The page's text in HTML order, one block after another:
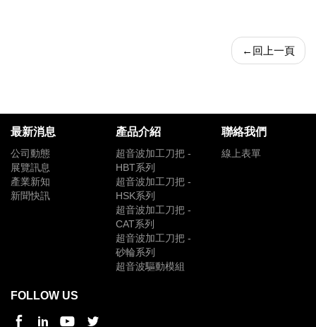
← 回上一頁
最新消息
公司動態
展覽訊息
產業新知
新聞快訊
產品介紹
超音波加工刀把 -
HBT系列
超音波加工刀把 -
HSK系列
超音波加工刀把 -
CAT系列
超音波加工刀把 -
砂輪系列
超音波驅動模組
聯絡我們
線上表單
FOLLOW US